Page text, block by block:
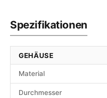
Spezifikationen
GEHÄUSE
Material
Durchmesser